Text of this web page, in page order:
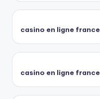
casino en ligne france
casino en ligne france